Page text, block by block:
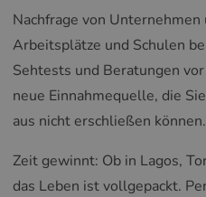
Nachfrage von Unternehmen
Arbeitsplätze und Schulen
Sehtests und Beratungen
neue Einnahmequelle, die
aus nicht erschließen können.
Zeit gewinnt: Ob in Lagos,
das Leben ist vollgepackt.